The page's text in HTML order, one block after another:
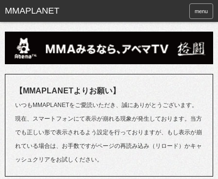
menu
【MMAPLANETよりお願い】
いつもMMAPLANETをご愛読いただき、誠にありがとうございます。
現在、スマートフォンにて表示が崩れる現象が発生しております。当方
でも正しい形で表示されるよう設定を行っておりますが、もし表示が崩
れている場合は、お手数ですがページの再読み込み（リロード）かキャ
ッシュクリアをお試しください。